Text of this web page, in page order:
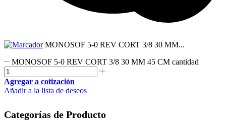
MONOSOF 5-0 REV CORT 3/8 30 MM...
MONOSOF 5-0 REV CORT 3/8 30 MM 45 CM cantidad
Agregar a cotización
Añadir a la lista de deseos
Categorías de Producto